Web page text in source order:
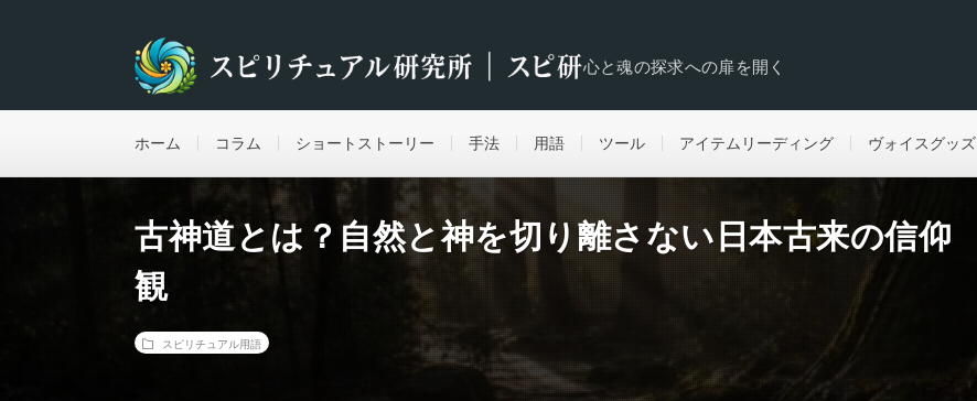
心と魂の探求への扉を開く
ホーム コラム ショートストーリー 手法 用語 ツール アイテムリーディング ヴォイスグッズ
古神道とは？自然と神を切り離さない日本古来の信仰
観
スピリチュアル用語